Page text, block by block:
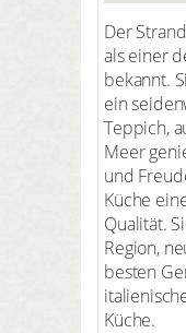
Der
als einer
bekannt.
ein
Teppich,
Meer
und
Küche
Qualität.
Region,
besten
Küche.